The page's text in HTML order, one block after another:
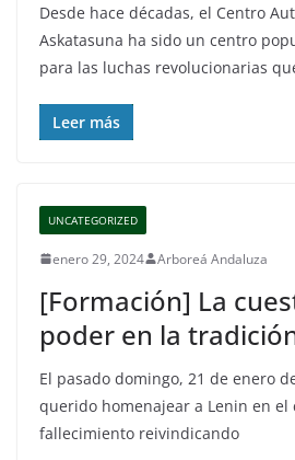
Desde hace décadas, el Centro
Askatasuna ha sido un centro
para las luchas revolucionarias
Leer más
UNCATEGORIZED
enero 29, 2024 Arboreá Andaluza
[Formación] La
poder en la
El pasado domingo, 21 de enero
querido homenajear a Lenin en el
fallecimiento reivindicando